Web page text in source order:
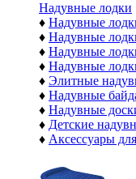
Надувные лодки
♦ Надувные
♦ Надувные
♦ Надувные
♦ Надувные
♦ Элитные
♦ Надувные
♦ Надувные
♦ Детские
♦ Аксессуары